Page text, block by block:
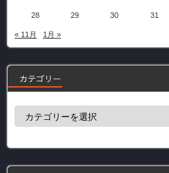
28 29 30 31
« 11月 1月 »
カテゴリー
カ
ー